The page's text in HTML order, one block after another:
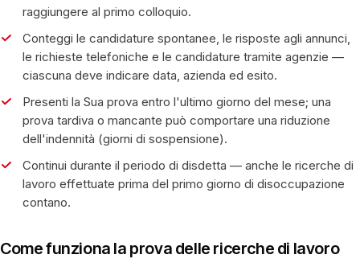
raggiungere al primo colloquio.
Conteggi le candidature spontanee, le risposte agli annunci,
le richieste telefoniche e le candidature tramite agenzie —
ciascuna deve indicare data, azienda ed esito.
Presenti la Sua prova entro l'ultimo giorno del mese; una
prova tardiva o mancante può comportare una riduzione
dell'indennità (giorni di sospensione).
Continui durante il periodo di disdetta — anche le ricerche di
lavoro effettuate prima del primo giorno di disoccupazione
contano.
Come funziona la prova delle ricerche di lavoro